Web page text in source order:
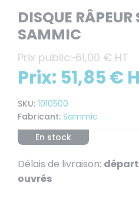
DISQUE
SAMMIC
Prix public: 61,00 € HT
Prix: 51,85 €
SKU: 1010500
Fabricant: Sammic
En stock
Délais de livraison: départ
ouvrés